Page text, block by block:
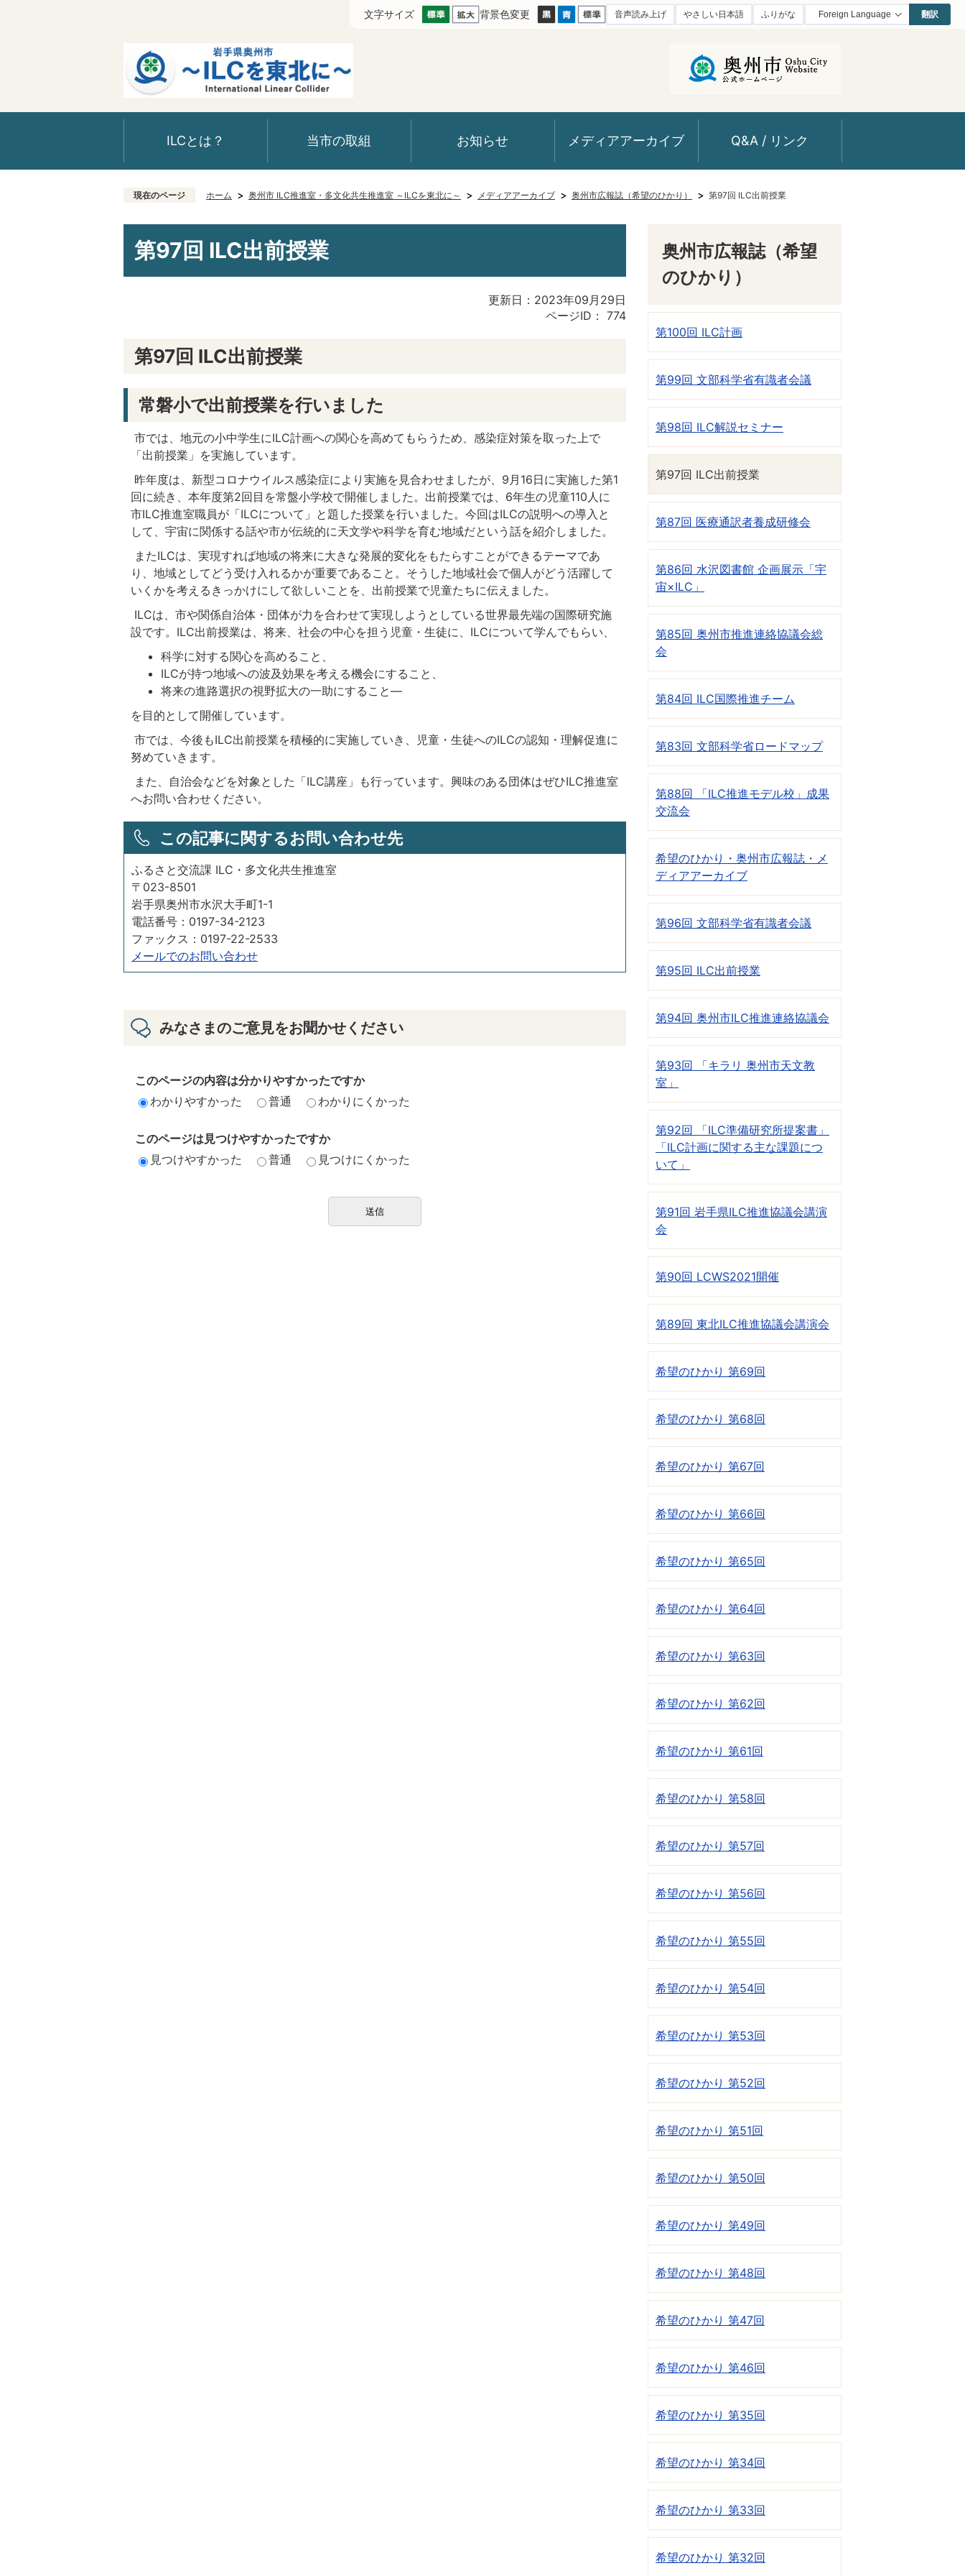
文字サイズ 背景色変更 音声読み上げ やさしい日本語 ふりがな 翻訳
ILCとは？ 当市の取組 お知らせ メディアアーカイブ Q&A / リンク
現在のページ ホーム 奥州市 ILC推進室・多文化共生推進室 ～ILCを東北に～ メディアアーカイブ 奥州市広報誌（希望のひかり） 第97回 ILC出前授業
第97回 ILC出前授業
更新日：2023年09月29日
ページID： 774
第97回 ILC出前授業
常磐小で出前授業を行いました
市では、地元の小中学生にILC計画への関心を高めてもらうため、感染症対策を取った上で
「出前授業」を実施しています。
昨年度は、新型コロナウイルス感染症により実施を見合わせましたが、9月16日に実施した第1
回に続き、本年度第2回目を常盤小学校で開催しました。出前授業では、6年生の児童110人に
市ILC推進室職員が「ILCについて」と題した授業を行いました。今回はILCの説明への導入と
して、宇宙に関係する話や市が伝統的に天文学や科学を育む地域だという話を紹介しました。
またILCは、実現すれば地域の将来に大きな発展的変化をもたらすことができるテーマであ
り、地域としてどう受け入れるかが重要であること。そうした地域社会で個人がどう活躍して
いくかを考えるきっかけにして欲しいことを、出前授業で児童たちに伝えました。
ILCは、市や関係自治体・団体が力を合わせて実現しようとしている世界最先端の国際研究施
設です。ILC出前授業は、将来、社会の中心を担う児童・生徒に、ILCについて学んでもらい、
科学に対する関心を高めること、
ILCが持つ地域への波及効果を考える機会にすること、
将来の進路選択の視野拡大の一助にすること―
を目的として開催しています。
市では、今後もILC出前授業を積極的に実施していき、児童・生徒へのILCの認知・理解促進に
努めていきます。
また、自治会などを対象とした「ILC講座」も行っています。興味のある団体はぜひILC推進室
へお問い合わせください。
この記事に関するお問い合わせ先
ふるさと交流課 ILC・多文化共生推進室
〒023-8501
岩手県奥州市水沢大手町1-1
電話番号：0197-34-2123
ファックス：0197-22-2533
メールでのお問い合わせ
みなさまのご意見をお聞かせください
このページの内容は分かりやすかったですか
わかりやすかった
普通 わかりにくかった
このページは見つけやすかったですか
見つけやすかった
普通 見つけにくかった
奥州市広報誌（希望
のひかり）
第100回 ILC計画
第99回 文部科学省有識者会議
第98回 ILC解説セミナー
第97回 ILC出前授業
第87回 医療通訳者養成研修会
第86回 水沢図書館 企画展示「宇
宙×ILC」
第85回 奥州市推進連絡協議会総
会
第84回 ILC国際推進チーム
第83回 文部科学省ロードマップ
第88回 「ILC推進モデル校」成果
交流会
希望のひかり・奥州市広報誌・メ
ディアアーカイブ
第96回 文部科学省有識者会議
第95回 ILC出前授業
第94回 奥州市ILC推進連絡協議会
第93回 「キラリ 奥州市天文教
室」
第92回 「ILC準備研究所提案書」
「ILC計画に関する主な課題につ
いて」
第91回 岩手県ILC推進協議会講演
会
第90回 LCWS2021開催
第89回 東北ILC推進協議会講演会
希望のひかり 第69回
希望のひかり 第68回
希望のひかり 第67回
希望のひかり 第66回
希望のひかり 第65回
希望のひかり 第64回
希望のひかり 第63回
希望のひかり 第62回
希望のひかり 第61回
希望のひかり 第58回
希望のひかり 第57回
希望のひかり 第56回
希望のひかり 第55回
希望のひかり 第54回
希望のひかり 第53回
希望のひかり 第52回
希望のひかり 第51回
希望のひかり 第50回
希望のひかり 第49回
希望のひかり 第48回
希望のひかり 第47回
希望のひかり 第46回
希望のひかり 第35回
希望のひかり 第34回
希望のひかり 第33回
希望のひかり 第32回